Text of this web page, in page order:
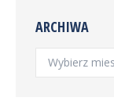
ARCHIWA
Archiwa